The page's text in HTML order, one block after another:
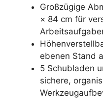
Großzügige
× 84 cm für
ebenen Stand
5 Schubladen
sichere,